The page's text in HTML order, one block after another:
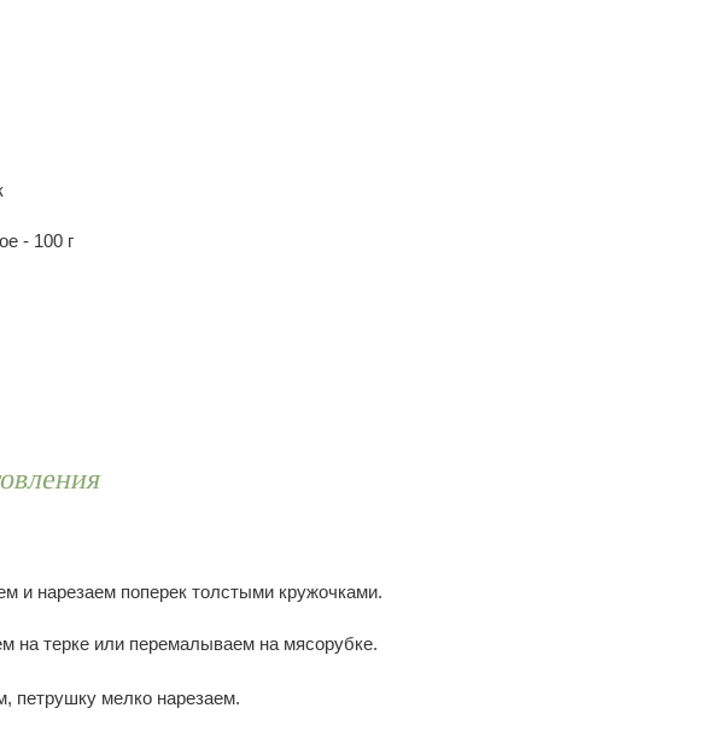
- 100 г
и нарезаем поперек толстыми кружочками.
на терке или перемалываем на мясорубке.
петрушку мелко нарезаем.